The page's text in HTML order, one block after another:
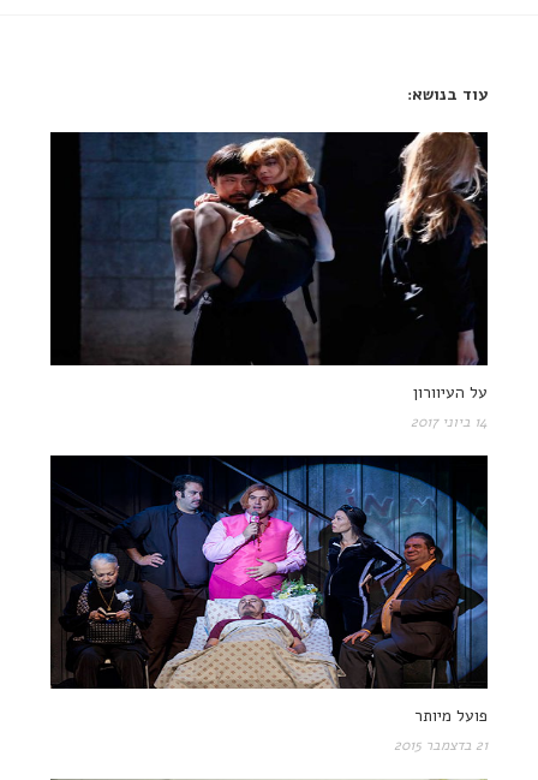
עוד בנושא:
על העיוורון
14 ביוני 2017
פועל מיותר
21 בדצמבר 2015